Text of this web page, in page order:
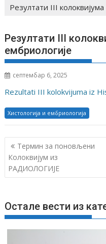
Резултати III
Резултати III
ембриологије
септембар 6, 2025
Rezultati III kolokvijuma iz
Хистологија и ембриологија
К
р
е
а
њ
Термин за поновљени
Колоквијум из
РАДИОЛОГИЈЕ
Остале вести из